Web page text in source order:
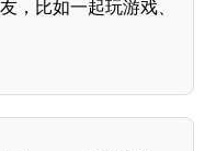
，比如一起玩游戏、